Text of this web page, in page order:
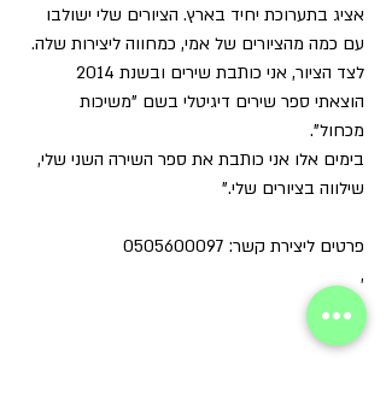
אציג בתערוכת יחיד בארץ. הציורים שלי ישולבו
עם כמה מהציורים של אמי, כמחווה ליצירות שלה.
הוצאתי ספר שירים דיגיטלי בשם "משיכות
מכחול".
בימים אלו אני כותבת את ספר השירה השני שלי,
שילווה בציורים שלי."
,